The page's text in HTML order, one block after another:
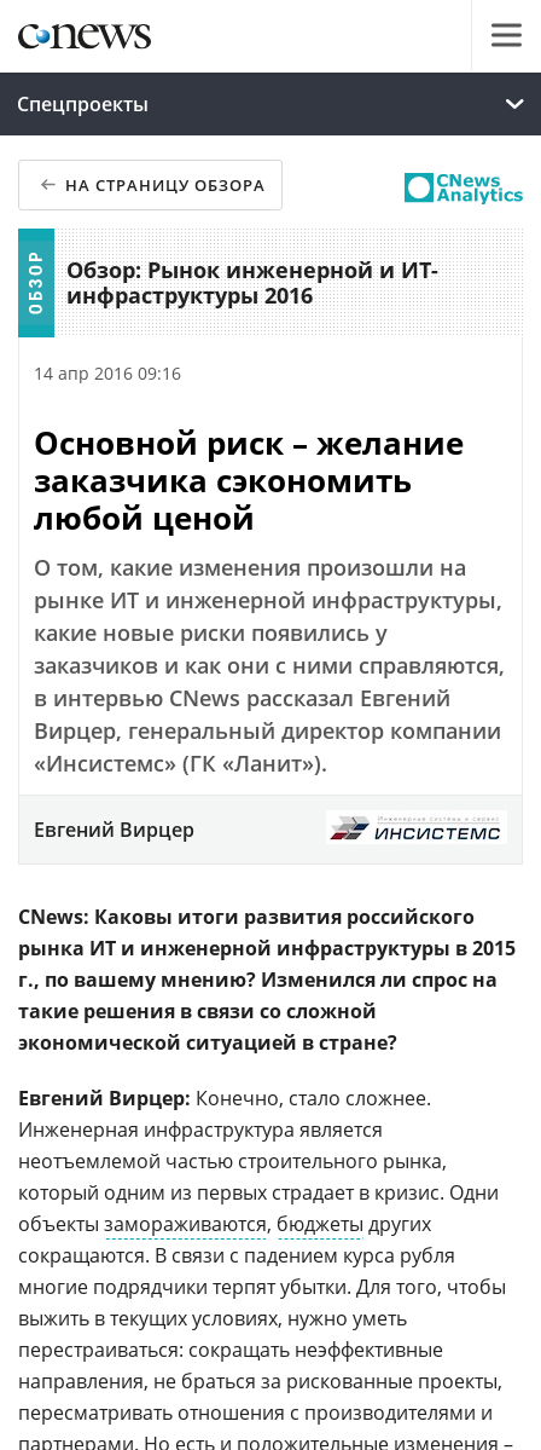
Спецпроекты
НА СТРАНИЦУ ОБЗОРА
Обзор: Рынок инженерной и ИТ-
инфраструктуры 2016
14 апр 2016 09:16
Основной риск – желание
заказчика сэкономить
любой ценой
О том, какие изменения произошли на
рынке ИТ и инженерной инфраструктуры,
какие новые риски появились у
заказчиков и как они с ними справляются,
в интервью CNews рассказал Евгений
Вирцер, генеральный директор компании
«Инсистемс» (ГК «Ланит»).
Евгений Вирцер
CNews: Каковы итоги развития российского
рынка ИТ и инженерной инфраструктуры в 2015
г., по вашему мнению? Изменился ли спрос на
такие решения в связи со сложной
экономической ситуацией в стране?
Евгений Вирцер: Конечно, стало сложнее.
Инженерная инфраструктура является
неотъемлемой частью строительного рынка,
который одним из первых страдает в кризис. Одни
объекты замораживаются, бюджеты других
сокращаются. В связи с падением курса рубля
многие подрядчики терпят убытки. Для того, чтобы
выжить в текущих условиях, нужно уметь
перестраиваться: сокращать неэффективные
направления, не браться за рискованные проекты,
пересматривать отношения с производителями и
партнерами. Но есть и положительные изменения –